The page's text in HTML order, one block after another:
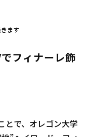
ます
フィナーレ飾
とで、オレゴン大学